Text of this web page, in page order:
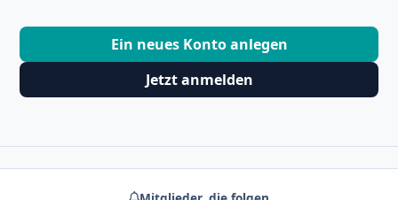
Ein neues Konto anlegen
Jetzt anmelden